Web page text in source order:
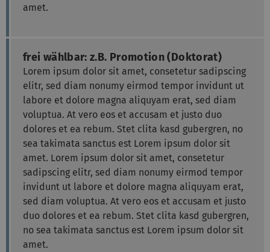
amet.
frei wählbar: z.B. Promotion (Doktorat)
Lorem ipsum dolor sit amet, consetetur sadipscing
elitr, sed diam nonumy eirmod tempor invidunt ut
labore et dolore magna aliquyam erat, sed diam
voluptua. At vero eos et accusam et justo duo
dolores et ea rebum. Stet clita kasd gubergren, no
sea takimata sanctus est Lorem ipsum dolor sit
amet. Lorem ipsum dolor sit amet, consetetur
sadipscing elitr, sed diam nonumy eirmod tempor
invidunt ut labore et dolore magna aliquyam erat,
sed diam voluptua. At vero eos et accusam et justo
duo dolores et ea rebum. Stet clita kasd gubergren,
no sea takimata sanctus est Lorem ipsum dolor sit
amet.